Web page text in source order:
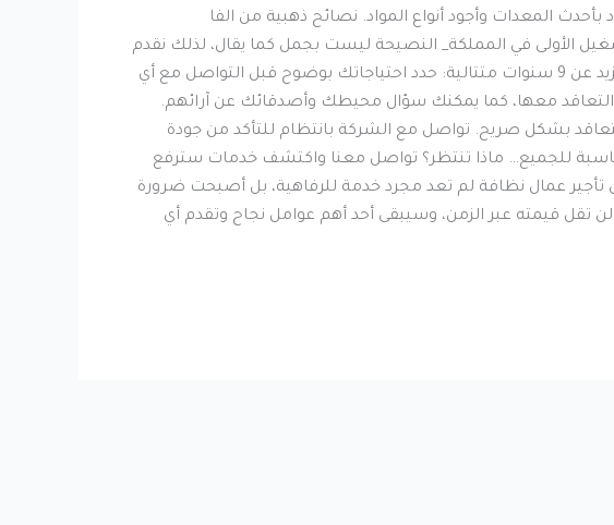
المعدات وأجود أنواع المواد. نصائح ذهبية من الفا
الأولى في المملكة_ النصيحة ليست بجمل كما يقال، لذلك نقدم
لك مجموعة من النصائح التي تضمن لك اختيار خدمة تأجير عمال نظافة احترافية، وهي نابعة عن خبرة تزيد عن 9 سنوات متتالية: حدد احتياجاتك بوضوح قبل التواصل مع أي
معها، كما يمكنك سؤال محيطك وأصدقائك عن آرائهم.
بشكل صريح. تواصل مع الشركة بانتظام للتأكد من جودة
للجميع… ماذا تنتظر؟ تواصل معنا واكتشف خدمات سترفع
عمال نظافة لم تعد مجرد خدمة للرفاهية، بل أصبحت ضرورة
لن تقل قيمته عبر الزمن، وسيبقى أحد أهم عوامل نجاح وتقدم أي